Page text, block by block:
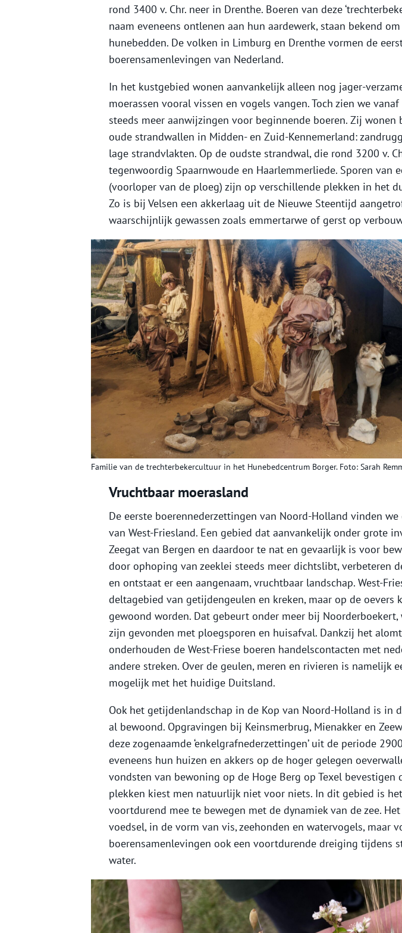
rond 3400 v. Chr. neer in Drenthe. Boeren van deze
naam eveneens ontlenen aan hun aardewerk, staan bekend
hunebedden. De volken in Limburg en Drenthe vormen de
boerensamenlevingen van Nederland.
In het kustgebied wonen aanvankelijk alleen nog jager-
moerassen vooral vissen en vogels vangen. Toch zien we vanaf
steeds meer aanwijzingen voor beginnende boeren. Zij
oude strandwallen in Midden- en Zuid-Kennemerland:
lage strandvlakten. Op de oudste strandwal, die rond 3200 v.
tegenwoordig Spaarnwoude en Haarlemmerliede. Sporen van
(voorloper van de ploeg) zijn op verschillende plekken in het
Zo is bij Velsen een akkerlaag uit de Nieuwe Steentijd
waarschijnlijk gewassen zoals emmertarwe of gerst op
Familie van de trechterbekercultuur in het Hunebedcentrum Borger. Foto: Sarah
Vruchtbaar moerasland
De eerste boerennederzettingen van Noord-Holland vinden
van West-Friesland. Een gebied dat aanvankelijk onder grote
Zeegat van Bergen en daardoor te nat en gevaarlijk is voor
door ophoping van zeeklei steeds meer dichtslibt, verbeteren
en ontstaat er een aangenaam, vruchtbaar landschap. West-
deltagebied van getijdengeulen en kreken, maar op de oevers
gewoond worden. Dat gebeurt onder meer bij Noorderboekert,
zijn gevonden met ploegsporen en huisafval. Dankzij het
onderhouden de West-Friese boeren handelscontacten met
andere streken. Over de geulen, meren en rivieren is namelijk
mogelijk met het huidige Duitsland.
Ook het getijdenlandschap in de Kop van Noord-Holland is in
al bewoond. Opgravingen bij Keinsmerbrug, Mienakker en
deze zogenaamde ‘enkelgrafnederzettingen’ uit de periode
eveneens hun huizen en akkers op de hoger gelegen
vondsten van bewoning op de Hoge Berg op Texel bevestigen
plekken kiest men natuurlijk niet voor niets. In dit gebied is
voortdurend mee te bewegen met de dynamiek van de zee.
voedsel, in de vorm van vis, zeehonden en watervogels, maar
boerensamenlevingen ook een voortdurende dreiging tijdens
water.